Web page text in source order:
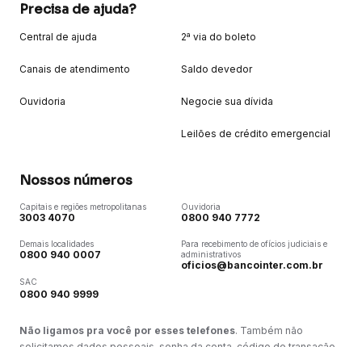
Precisa de ajuda?
Central de ajuda
Canais de atendimento
Ouvidoria
2ª via do boleto
Saldo devedor
Negocie sua dívida
Leilões de crédito emergencial
Nossos números
Capitais e regiões metropolitanas
3003 4070
Demais localidades
0800 940 0007
SAC
0800 940 9999
Ouvidoria
0800 940 7772
Para recebimento de ofícios judiciais e
administrativos
oficios@bancointer.com.br
Não ligamos pra você por esses telefones. Também não